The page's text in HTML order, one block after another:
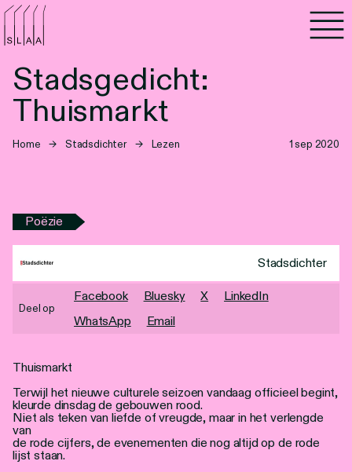
Stadsgedicht:
Thuismarkt
Home → Stadsdichter → Lezen 1 sep 2020
Thuismarkt
Terwijl het nieuwe culturele seizoen vandaag officieel begint,
kleurde dinsdag de gebouwen rood.
Niet als teken van liefde of vreugde, maar in het verlengde
van
de rode cijfers, de evenementen die nog altijd op de rode
lijst staan.
Poëzie
Stadsdichter
Deel op
Facebook Bluesky X
LinkedIn
WhatsApp
Email
Agenda
Programma's
Lezen
Nieuwsbrief
Over SLAA
Vacatures
Locaties
Personen
Toegankelijkheid
Stadsdichter